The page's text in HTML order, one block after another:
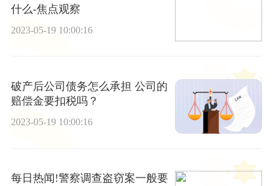
什么-焦点观察
2023-05-19 10:00:16
破产后公司债务怎么承担 公司的
赔偿金要扣税吗？
2023-05-19 10:00:16
每日热闻!警察调查盗窃案一般要